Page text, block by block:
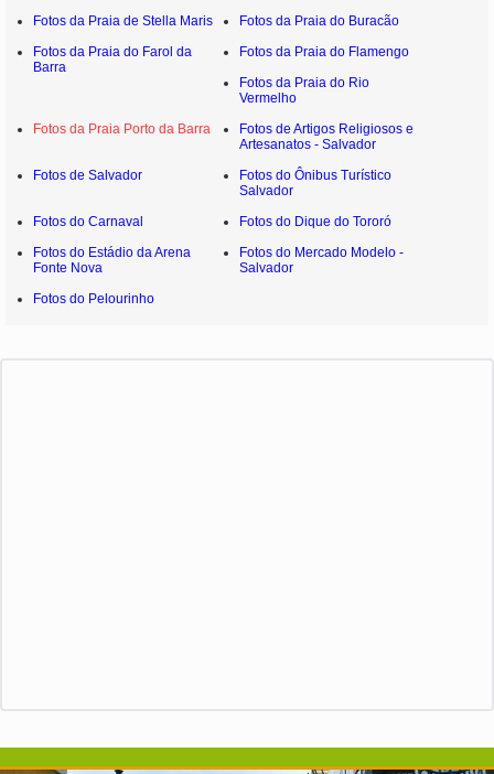
Fotos da Praia de Stella Maris
Fotos da Praia do Buracão
Fotos da Praia do Farol da
Barra
Fotos da Praia do Flamengo
Fotos da Praia do Rio
Vermelho
Fotos da Praia Porto da Barra
Fotos de Artigos Religiosos e
Artesanatos - Salvador
Fotos de Salvador
Fotos do Ônibus Turístico
Salvador
Fotos do Carnaval
Fotos do Dique do Tororó
Fotos do Estádio da Arena
Fonte Nova
Fotos do Mercado Modelo -
Salvador
Fotos do Pelourinho